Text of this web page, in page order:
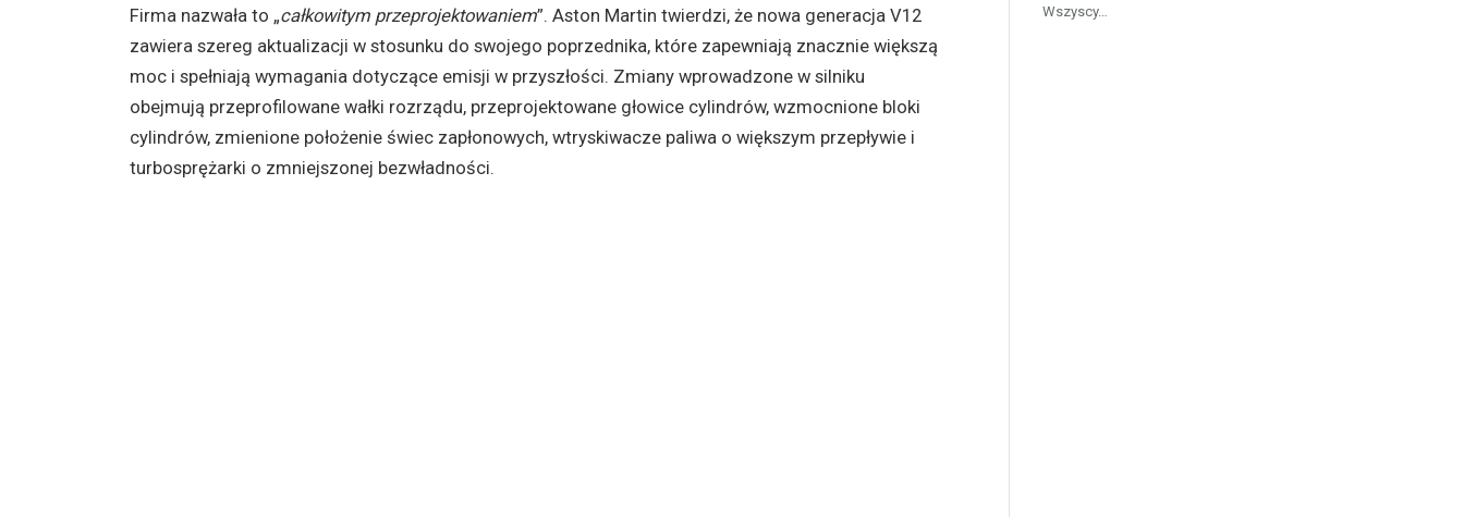
Firma nazwała to „całkowitym przeprojektowaniem”. Aston Martin twierdzi, że nowa generacja V12
zawiera szereg aktualizacji w stosunku do swojego poprzednika, które zapewniają znacznie większą
moc i spełniają wymagania dotyczące emisji w przyszłości. Zmiany wprowadzone w silniku
obejmują przeprofilowane wałki rozrządu, przeprojektowane głowice cylindrów, wzmocnione bloki
cylindrów, zmienione położenie świec zapłonowych, wtryskiwacze paliwa o większym przepływie i
turbosprężarki o zmniejszonej bezwładności.
Wszyscy…